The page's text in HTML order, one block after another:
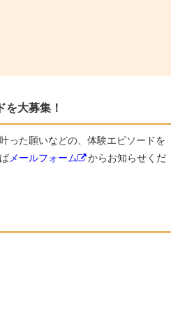
を大募集！
った願いなどの、体験エピソードを
メールフォーム
からお知らせくだ